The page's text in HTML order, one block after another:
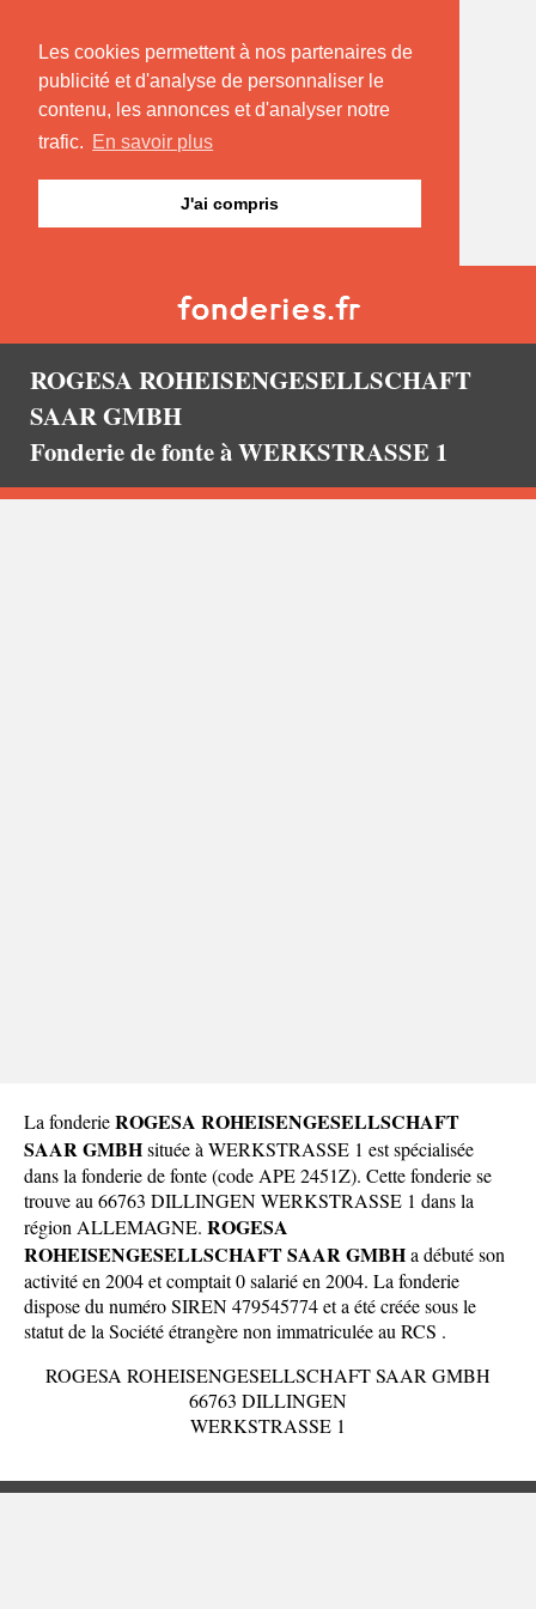
Les cookies permettent à nos partenaires de
publicité et d'analyse de personnaliser le
contenu, les annonces et d'analyser notre
trafic. En savoir plus
J'ai compris
ROGESA ROHEISENGESELLSCHAFT
SAAR GMBH
Fonderie de fonte à WERKSTRASSE 1
La fonderieROGESA ROHEISENGESELLSCHAFT
SAAR GMBHsituée à WERKSTRASSE 1 est spécialisée
dans la fonderie de fonte (code APE 2451Z). Cette fonderie se
trouve au 66763 DILLINGEN WERKSTRASSE 1 dans la
région ALLEMAGNE. ROGESA
ROHEISENGESELLSCHAFT SAAR GMBHa débuté son
activité en 2004 et comptait 0 salarié en 2004. La fonderie
dispose du numéro SIREN 479545774 et a été créée sous le
statut de la Société étrangère non immatriculée au RCS .
ROGESA ROHEISENGESELLSCHAFT SAAR GMBH
66763 DILLINGEN
WERKSTRASSE 1